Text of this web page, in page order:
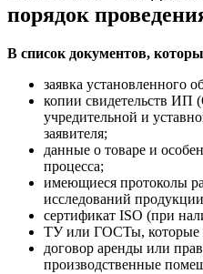
порядок
В список документов,
заявка установленного
копии свидетельств
учредительной и
заявителя;
данные о товаре и
процесса;
имеющиеся протоколы
исследований
сертификат ISO (при
ТУ или ГОСТы, которые
договор аренды или
производственные